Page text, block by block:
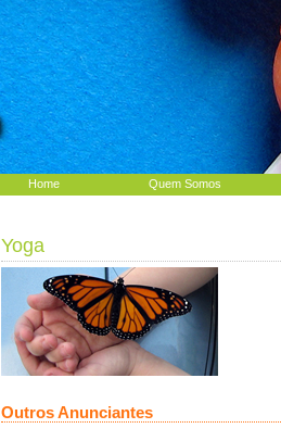
Home Quem Somos
Yoga
Outros Anunciantes